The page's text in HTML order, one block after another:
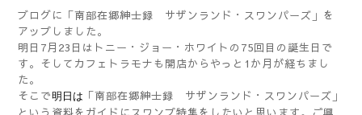
ブログに「南部在郷紳士録 サザンランド・スワンパーズ」を
アップしました。
明日7月23日はトニー・ジョー・ホワイトの75回目の誕生日で
す。そしてカフェトラモナも開店からやっと1か月が経ちまし
た。
そこで明日は 「南部在郷紳士録 サザンランド・スワンパーズ」